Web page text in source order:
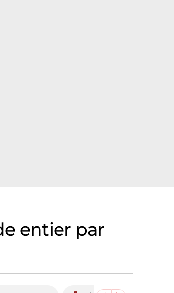
entier par